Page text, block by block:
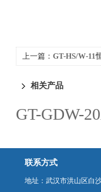
上一篇： GT-HS/W-11
相关产品
GT-GDW-
联系方式
地址：武汉市洪山区白